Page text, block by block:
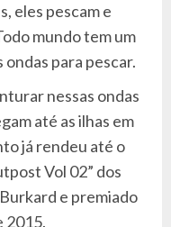
eles pescam e
mundo tem um
para pescar.
nessas ondas
até as ilhas em
já rendeu até o
Vol 02” dos
e premiado
2015.